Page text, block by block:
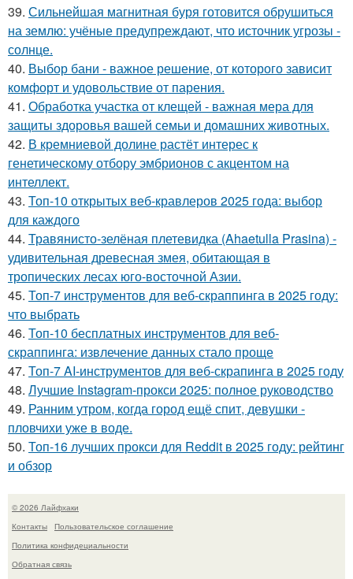
39. Сильнейшая магнитная буря готовится обрушиться
на землю: учёные предупреждают, что источник угрозы -
солнце.
40. Выбор бани - важное решение, от которого зависит
комфорт и удовольствие от парения.
41. Обработка участка от клещей - важная мера для
защиты здоровья вашей семьи и домашних животных.
42. В кремниевой долине растёт интерес к
генетическому отбору эмбрионов с акцентом на
интеллект.
43. Топ-10 открытых веб-кравлеров 2025 года: выбор
для каждого
44. Травянисто-зелёная плетевидка (Ahaetulla Prasina) -
удивительная древесная змея, обитающая в
тропических лесах юго-восточной Азии.
45. Топ-7 инструментов для веб-скраппинга в 2025 году:
что выбрать
46. Топ-10 бесплатных инструментов для веб-
скраппинга: извлечение данных стало проще
47. Топ-7 AI-инструментов для веб-скрапинга в 2025 году
48. Лучшие Instagram-прокси 2025: полное руководство
49. Ранним утром, когда город ещё спит, девушки -
пловчихи уже в воде.
50. Топ-16 лучших прокси для Reddit в 2025 году: рейтинг
и обзор
© 2026 Лайфхаки
Контакты
Пользовательское соглашение
Политика конфидециальности
Обратная связь